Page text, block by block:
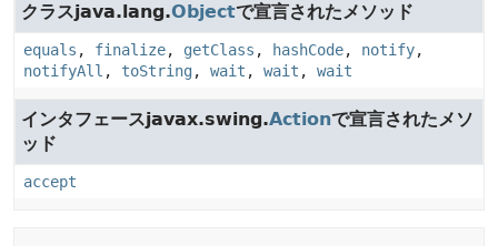
クラスjava.lang.Objectで宣言されたメソッド
equals , finalize, getClass , hashCode, notify,
notifyAll , toString, wait , wait , wait
インタフェースjavax.swing.Actionで宣言されたメソ
ッド
accept